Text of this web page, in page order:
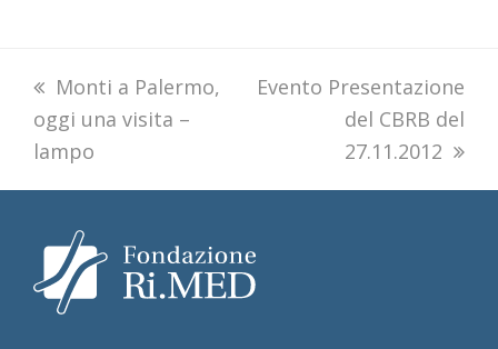
previous
post:
Monti a Palermo,
oggi una visita –
lampo
next
Evento Presentazione
del CBRB del
27.11.2012